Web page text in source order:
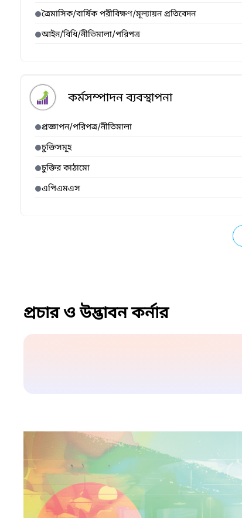
ত্রৈমাসিক/বার্ষিক পরীবিক্ষণ/মূল্যায়ন প্রতিবেদন
আইন/বিধি/নীতিমালা/পরিপত্র
কর্মসম্পাদন ব্যবস্থাপনা
প্রজ্ঞাপন/পরিপত্র/নীতিমালা
চুক্তিসমূহ
চুক্তির কাঠামো
এপিএমএস
প্রচার ও উদ্ভাবন কর্নার